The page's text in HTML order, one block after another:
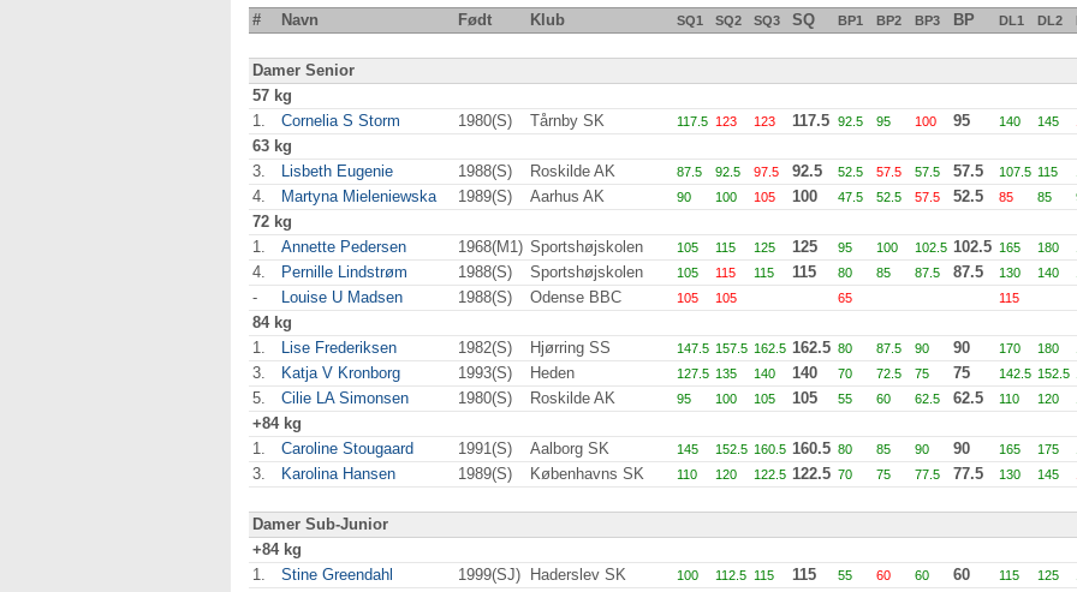
# Navn Født Klub SQ1 SQ2 SQ3 SQ BP1 BP2 BP3 BP DL1 DL2
Damer Senior
57 kg
1.
Cornelia S Storm 1980(S) Tårnby SK 117.5 123 123 117.5 92.5 95 100 95 140 145
63 kg
3.
Lisbeth Eugenie 1988(S) Roskilde AK 87.5 92.5 97.5 92.5 52.5 57.5 57.5 57.5 107.5 115
4. Martyna Mieleniewska 1989(S) Aarhus AK 90 100 105 100 47.5 52.5 57.5 52.5 85 85
72 kg
1.
Annette Pedersen 1968(M1) Sportshøjskolen 105 115 125 125 95 100 102.5 102.5 165 180
4. Pernille Lindstrøm 1988(S) Sportshøjskolen 105 115 115 115 80 85 87.5 87.5 130 140
- Louise U Madsen 1988(S) Odense BBC 105 105 65 115
84 kg
1.
Lise Frederiksen 1982(S) Hjørring SS 147.5 157.5 162.5 162.5 80 87.5 90 90 170 180
3. Katja V Kronborg 1993(S) Heden 127.5 135 140 140 70 72.5 75 75 142.5 152.5
5. Cilie LA Simonsen 1980(S) Roskilde AK 95 100 105 105 55 60 62.5 62.5 110 120
+84 kg
1.
Caroline Stougaard 1991(S) Aalborg SK 145 152.5 160.5 160.5 80 85 90 90 165 175
3. Karolina Hansen 1989(S) Københavns SK 110 120 122.5 122.5 70 75 77.5 77.5 130 145
Damer Sub-Junior
+84 kg
1.
Stine Greendahl 1999(SJ) Haderslev SK 100 112.5 115 115 55 60 60 60 115 125